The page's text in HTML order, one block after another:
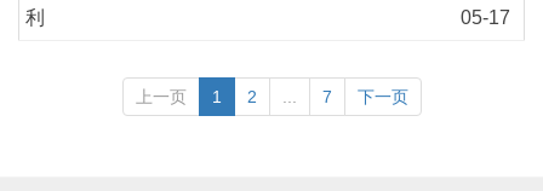
利
05-17
上一页 1 2 7 下一页